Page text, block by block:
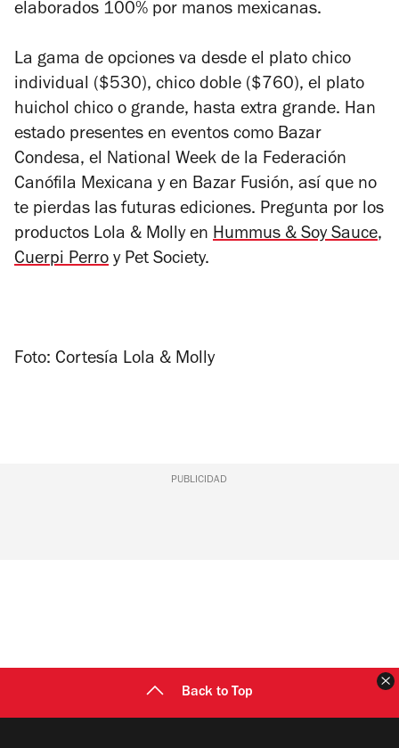
elaborados 100% por manos mexicanas.
La gama de opciones va desde el plato chico
individual ($530), chico doble ($760), el plato
huichol chico o grande, hasta extra grande. Han
estado presentes en eventos como Bazar
Condesa, el National Week de la Federación
Canófila Mexicana y en Bazar Fusión, así que no
te pierdas las futuras ediciones. Pregunta por los
productos Lola & Molly en Hummus & Soy Sauce,
Cuerpi Perro y Pet Society.
Foto: Cortesía Lola & Molly
PUBLICIDAD
Back to Top